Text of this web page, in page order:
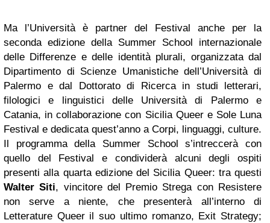
Ma l’Università è partner del Festival anche per la
seconda edizione della Summer School internazionale
delle Differenze e delle identità plurali, organizzata dal
Dipartimento di Scienze Umanistiche dell’Università di
Palermo e dal Dottorato di Ricerca in studi letterari,
filologici e linguistici delle Università di Palermo e
Catania, in collaborazione con Sicilia Queer e Sole Luna
Festival e dedicata quest’anno a Corpi, linguaggi, culture.
Il programma della Summer School s’intreccerà con
quello del Festival e condividerà alcuni degli ospiti
presenti alla quarta edizione del Sicilia Queer: tra questi
Walter Siti, vincitore del Premio Strega con Resistere
non serve a niente, che presenterà all’interno di
Letterature Queer il suo ultimo romanzo, Exit Strategy;